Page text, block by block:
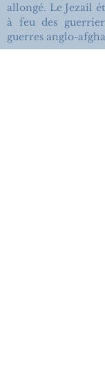
allongé. Le Jezail
à feu des
guerres anglo-